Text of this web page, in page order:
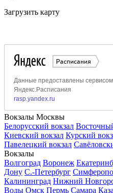
Загрузить карту
Вокзалы Москвы
Белорусский вокзал
Киевский вокзал Курский
Павелецкий вокзал
Вокзалы
Волгоград Воронеж
Дону С.-Петербург
Калининград Нижний
Воды Омск Пермь Самара